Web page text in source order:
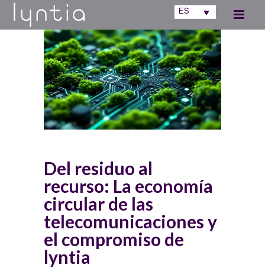
ES
Del residuo al
recurso: La economía
circular de las
telecomunicaciones y
el compromiso de
lyntia